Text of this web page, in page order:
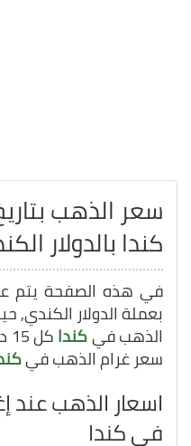
كندا بالدولار
في هذه الصفحة يتم
بعملة الدولار الكندي,
الذهب فيكندا
سعر غرام الذهب في
اسعار الذهب عند
في كندا